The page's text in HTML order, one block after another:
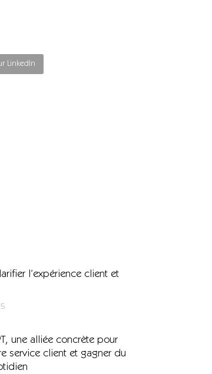
LinkedIn
l’expérience client et
une alliée concrète pour
service client et gagner du